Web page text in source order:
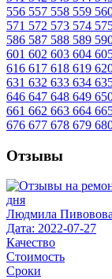
556 557 558 559
571 572 573 574
586 587 588 589
601 602 603 604
616 617 618 619
631 632 633 634
646 647 648 649
661 662 663 664
676 677 678 679
Отзывы
Людмила Пивовова
Дата: 2022-07-27
Качество
Стоимость
Сроки